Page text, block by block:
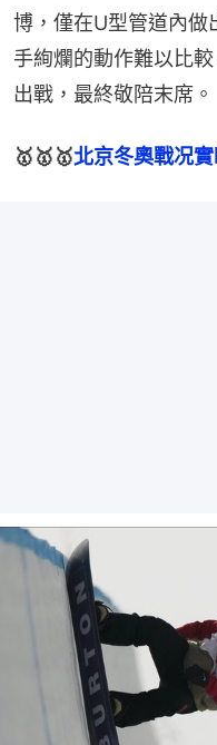
博，僅在U型管道內做
手絢爛的動作難以比
出戰，最終敬陪末席。
🥇🥇🥇北京冬奧戰况